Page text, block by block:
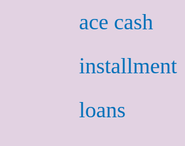
ace cash
installment
loans